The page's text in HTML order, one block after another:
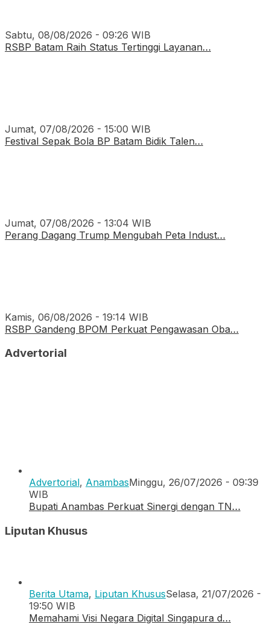
Sabtu, 08/08/2026 - 09:26 WIB
RSBP Batam Raih Status Tertinggi Layanan…
Jumat, 07/08/2026 - 15:00 WIB
Festival Sepak Bola BP Batam Bidik Talen…
Jumat, 07/08/2026 - 13:04 WIB
Perang Dagang Trump Mengubah Peta Indust…
Kamis, 06/08/2026 - 19:14 WIB
RSBP Gandeng BPOM Perkuat Pengawasan Oba…
Advertorial
Advertorial, AnambasMinggu, 26/07/2026 - 09:39
WIB
Bupati Anambas Perkuat Sinergi dengan TN…
Liputan Khusus
Berita Utama, Liputan KhususSelasa, 21/07/2026 -
19:50 WIB
Memahami Visi Negara Digital Singapura d…